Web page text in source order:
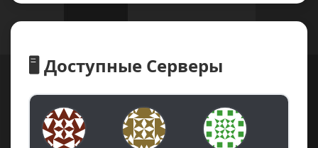
🖥️ Доступные Серверы